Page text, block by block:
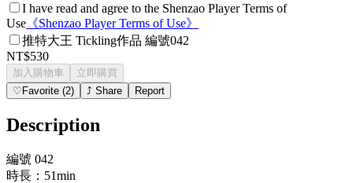
I have read and agree to the Shenzao Player Terms of
Use 《Shenzao Player Terms of Use》
推特大王 Tickling作品 編號042
NT$530
加入購物車
立即購買
♡ Favorite (2) ⤴ Share Report
Description
編號 042
時長：51min